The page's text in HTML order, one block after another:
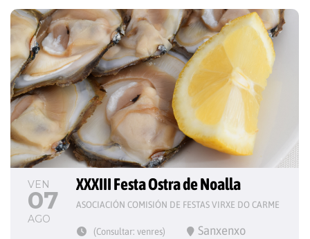
VEN
07
AGO
XXXIII Festa Ostra de Noalla
ASOCIACIÓN COMISIÓN DE FESTAS VIRXE DO CARME
(Consultar: venres) Sanxenxo